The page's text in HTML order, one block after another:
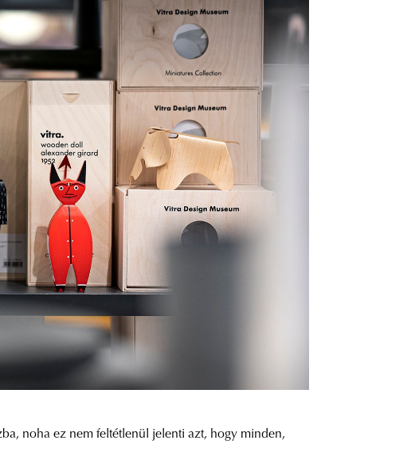
noha ez nem feltétlenül jelenti azt, hogy minden,